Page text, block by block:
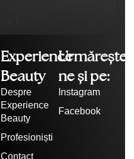
Experience
Beauty
Despre
Experience
Beauty
Profesioniști
Contact
Urmărește-
ne și pe:
Instagram
Facebook